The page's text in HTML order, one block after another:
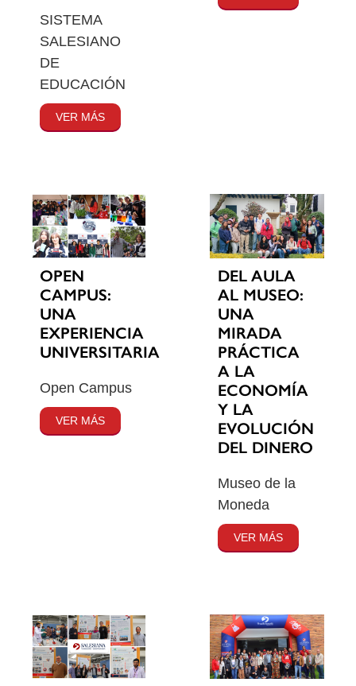
SISTEMA
SALESIANO
DE
EDUCACIÓN
VER MÁS
OPEN
CAMPUS:
UNA
EXPERIENCIA
UNIVERSITARIA
Open Campus
VER MÁS
DEL AULA
AL MUSEO:
UNA
MIRADA
PRÁCTICA
A LA
ECONOMÍA
Y LA
EVOLUCIÓN
DEL DINERO
Museo de la
Moneda
VER MÁS